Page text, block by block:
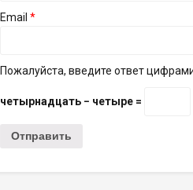
Email *
Пожалуйста, введите ответ
четырнадцать − четыре =